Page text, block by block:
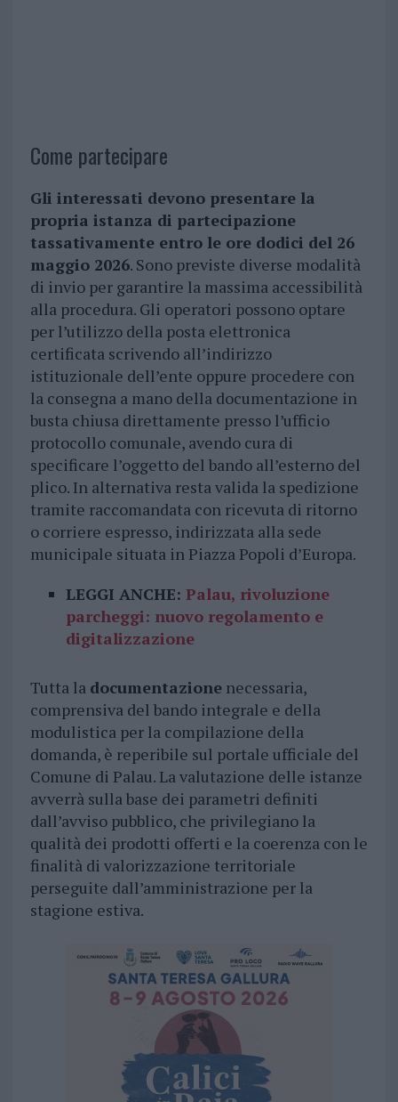
Come partecipare
Gli interessati devono presentare la
propria istanza di partecipazione
tassativamente entro le ore dodici del 26
maggio 2026. Sono previste diverse modalità
di invio per garantire la massima accessibilità
alla procedura. Gli operatori possono optare
per l’utilizzo della posta elettronica
certificata scrivendo all’indirizzo
istituzionale dell’ente oppure procedere con
la consegna a mano della documentazione in
busta chiusa direttamente presso l’ufficio
protocollo comunale, avendo cura di
specificare l’oggetto del bando all’esterno del
plico. In alternativa resta valida la spedizione
tramite raccomandata con ricevuta di ritorno
o corriere espresso, indirizzata alla sede
municipale situata in Piazza Popoli d’Europa.
LEGGI ANCHE: Palau, rivoluzione
parcheggi: nuovo regolamento e
digitalizzazione
Tutta la documentazionenecessaria,
comprensiva del bando integrale e della
modulistica per la compilazione della
domanda, è reperibile sul portale ufficiale del
Comune di Palau. La valutazione delle istanze
avverrà sulla base dei parametri definiti
dall’avviso pubblico, che privilegiano la
qualità dei prodotti offerti e la coerenza con le
finalità di valorizzazione territoriale
perseguite dall’amministrazione per la
stagione estiva.